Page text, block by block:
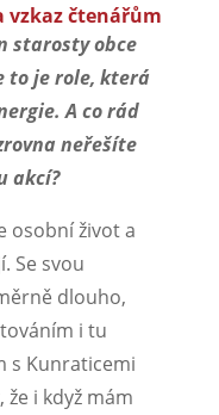
vzkaz čtenářům
starosty obce
to je role, která
A co rád
neřešíte
akcí?
osobní život a
Se svou
dlouho,
i tu
s Kunraticemi
i když mám